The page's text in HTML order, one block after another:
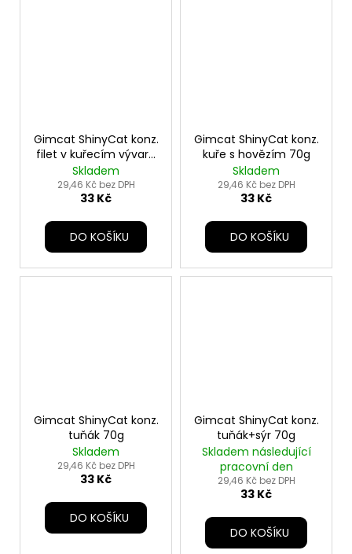
Gimcat ShinyCat konz.
filet v kuřecím vývaru
70g
Skladem
29,46 Kč bez DPH
33 Kč
DO KOŠÍKU
Gimcat ShinyCat konz.
kuře s hovězím 70g
Skladem
29,46 Kč bez DPH
33 Kč
DO KOŠÍKU
Gimcat ShinyCat konz.
tuňák 70g
Skladem
29,46 Kč bez DPH
33 Kč
DO KOŠÍKU
Gimcat ShinyCat konz.
tuňák+sýr 70g
Skladem následující
pracovní den
29,46 Kč bez DPH
33 Kč
DO KOŠÍKU